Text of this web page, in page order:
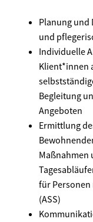
Planung und
und
Individuelle
Klient*innen
Begleitung
Angeboten
Ermittlung
Maßnahmen
für
(ASS)